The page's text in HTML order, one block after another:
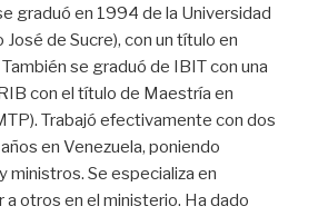
graduó en 1994 de la Universidad
de Sucre), con un título en
se graduó de IBIT con una
con el título de Maestría en
Trabajó efectivamente con dos
en Venezuela, poniendo
ministros. Se especializa en
a otros en el ministerio. Ha dado